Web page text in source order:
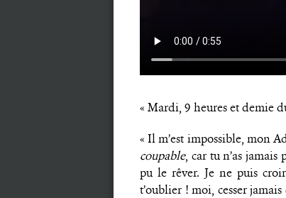
« Mardi, 9 heures et demie
« Il m’est impossible, mon
coupable, car tu n’as
pu le rêver. Je ne puis
t’oublier ! moi, cesser